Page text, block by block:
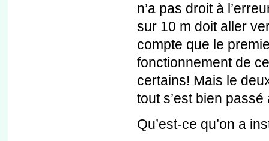
n’a pas droit à
sur 10 m doit aller
compte que le
fonctionnement de
certains! Mais le
tout s’est bien
Qu’est-ce qu’on a